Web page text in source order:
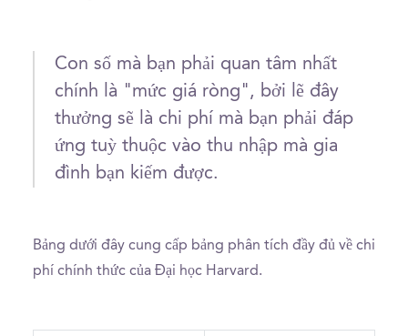
Con số mà bạn phải quan tâm nhất
chính là "mức giá ròng", bởi lẽ đây
thưởng sẽ là chi phí mà bạn phải đáp
ứng tuỳ thuộc vào thu nhập mà gia
đình bạn kiếm được.
Bảng dưới đây cung cấp bảng phân tích đầy đủ về chi
phí chính thức của Đại học Harvard.